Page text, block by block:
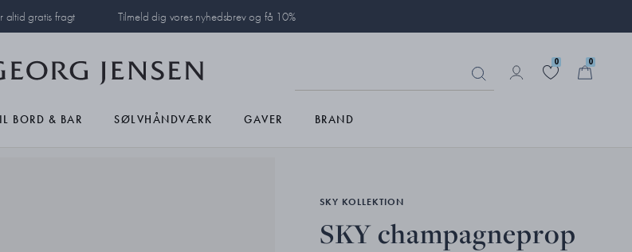
altid gratis fragt Tilmeld dig vores nyhedsbrev og få 10%
0 0
BORD & BAR SØLVHÅNDVÆRK GAVER BRAND
SKY KOLLEKTION
SKY champagneprop